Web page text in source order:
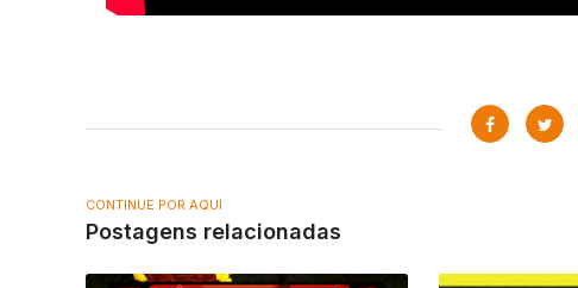
CONTINUE POR AQUI
Postagens relacionadas